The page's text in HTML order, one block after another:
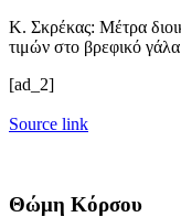
Κ. Σκρέκας: Μέτρα
τιμών στο βρεφικό
[ad_2]
Source link
Θώμη Κόρσου